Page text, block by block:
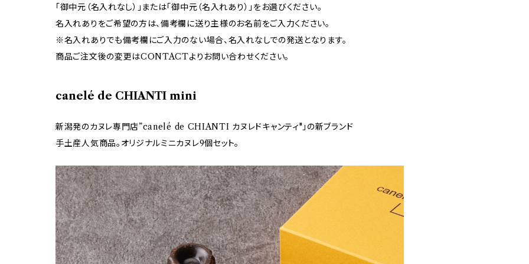
「御中元（名入れなし）」または「御中元（名入れあり）」をお選びください。
名入れありをご希望の方は、備考欄に送り主様のお名前をご入力ください。
※名入れありでも備考欄にご入力のない場合、名入れなしでの発送となります。
商品ご注文後の変更はCONTACTよりお問い合わせください。
canelé de CHIANTI mini
新潟発のカヌレ専門店”canelé de CHIANTI カヌレドキャンティ"」の新ブランド
手土産人気商品。オリジナルミニカヌレ9個セット。